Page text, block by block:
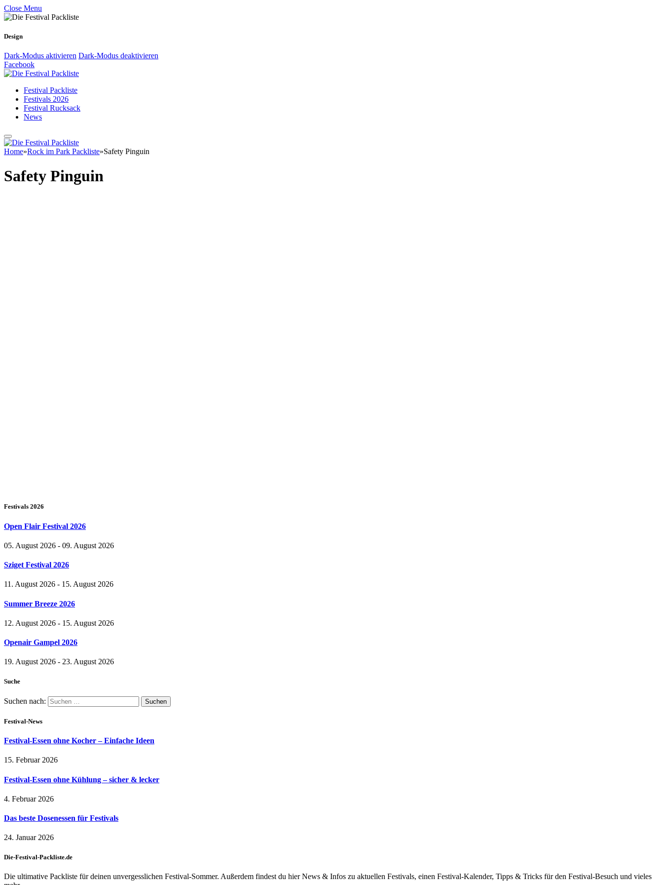
Close Menu
Design
Dark-Modus aktivieren Dark-Modus deaktivieren
Facebook
Festival Packliste
Festivals 2026
Festival Rucksack
News
Home»Rock im Park Packliste»Safety Pinguin
Safety Pinguin
Festivals 2026
Open Flair Festival 2026
05. August 2026 - 09. August 2026
Sziget Festival 2026
11. August 2026 - 15. August 2026
Summer Breeze 2026
12. August 2026 - 15. August 2026
Openair Gampel 2026
19. August 2026 - 23. August 2026
Suche
Suchen nach:
Festival-News
Festival-Essen ohne Kocher – Einfache Ideen
15. Februar 2026
Festival-Essen ohne Kühlung – sicher & lecker
4. Februar 2026
Das beste Dosenessen für Festivals
24. Januar 2026
Die-Festival-Packliste.de
Die ultimative Packliste für deinen unvergesslichen Festival-Sommer. Außerdem findest du hier News & Infos zu aktuellen Festivals, einen Festival-Kalender, Tipps & Tricks für den Festival-Besuch und vieles